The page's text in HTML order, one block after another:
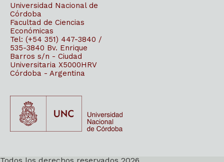
Universidad Nacional de
Córdoba
Facultad de Ciencias
Económicas
Tel: (+54 351) 447-3840 /
535-3840 Bv. Enrique
Barros s/n - Ciudad
Universitaria X5000HRV
Córdoba - Argentina
Todos los derechos reservados 2026.